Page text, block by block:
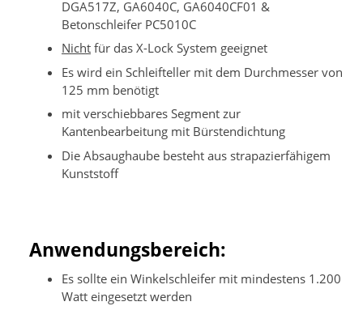
DGA517Z, GA6040C, GA6040CF01 &
Betonschleifer PC5010C
Nicht für das X-Lock System geeignet
Es wird ein Schleifteller mit dem Durchmesser von
125 mm benötigt
mit verschiebbares Segment zur
Kantenbearbeitung mit Bürstendichtung
Die Absaughaube besteht aus strapazierfähigem
Kunststoff
Anwendungsbereich:
Es sollte ein Winkelschleifer mit mindestens 1.200
Watt eingesetzt werden